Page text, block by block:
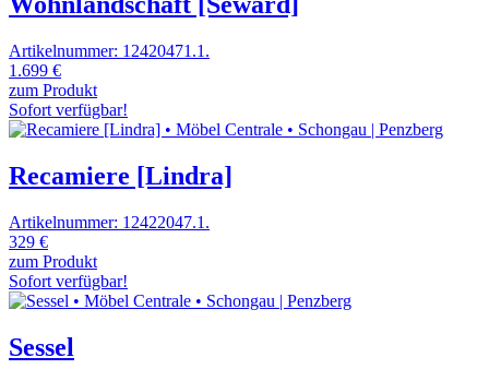
Artikelnummer: 12420471.1.
1.699 €
zum Produkt
Sofort verfügbar!
Recamiere [Lindra]
Artikelnummer: 12422047.1.
329 €
zum Produkt
Sofort verfügbar!
Sessel